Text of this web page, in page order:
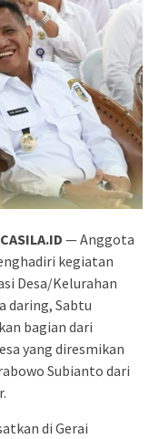
— Anggota
kegiatan
Desa/Kelurahan
daring, Sabtu
bagian dari
yang diresmikan
Subianto dari
di Gerai